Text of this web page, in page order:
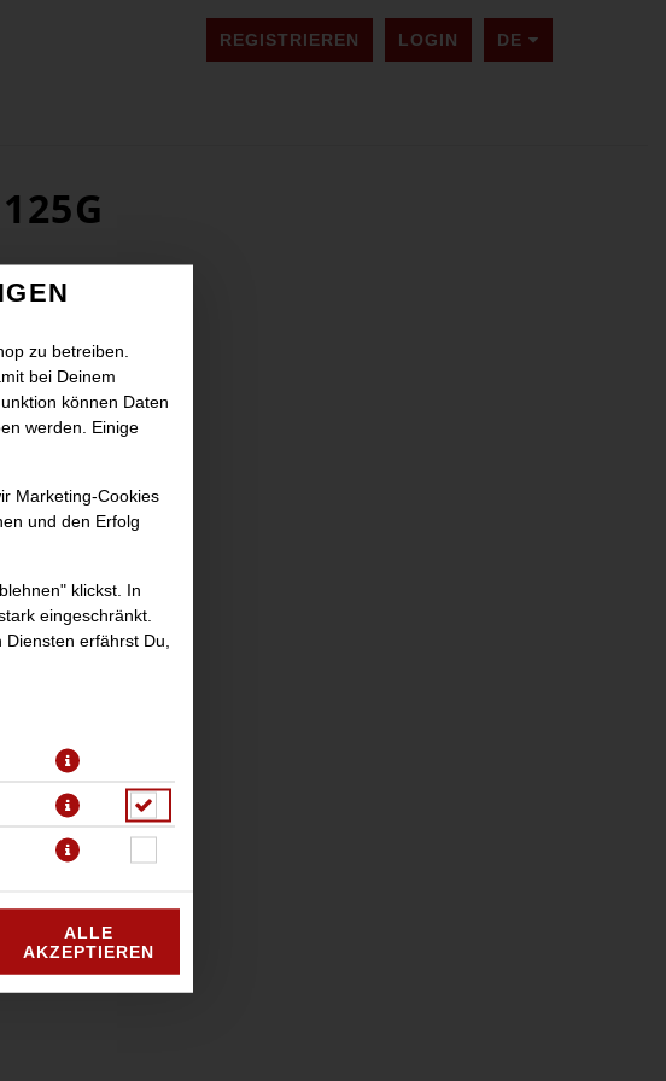
REGISTRIEREN LOGIN DE
SPRACHE
zu betreiben.
bei Deinem
können Daten
werden. Einige
Marketing-Cookies
und den Erfolg
klickst. In
eingeschränkt.
erfährst Du,
ALLE
AKZEPTIEREN